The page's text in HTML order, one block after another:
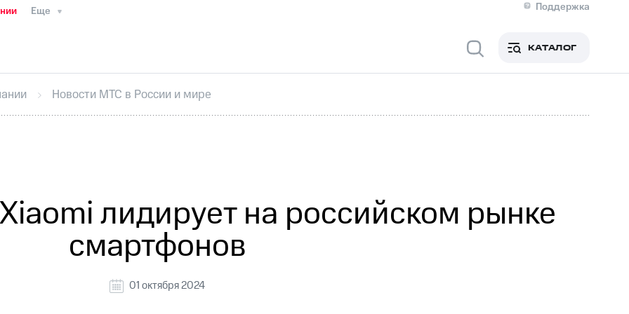
Еще
Поддержка
Медиа-центр
ИнтервьюФинансовая отчетностьКонтактыНовости в регионе
секретарьРаскрытие информации
кабинет акционераАкционерный капиталКонтроль и аудитРынок акций
КАТАЛОГ
Новости МТС в России и мире
лидирует на российском рынке
смартфонов
01 октября 2024